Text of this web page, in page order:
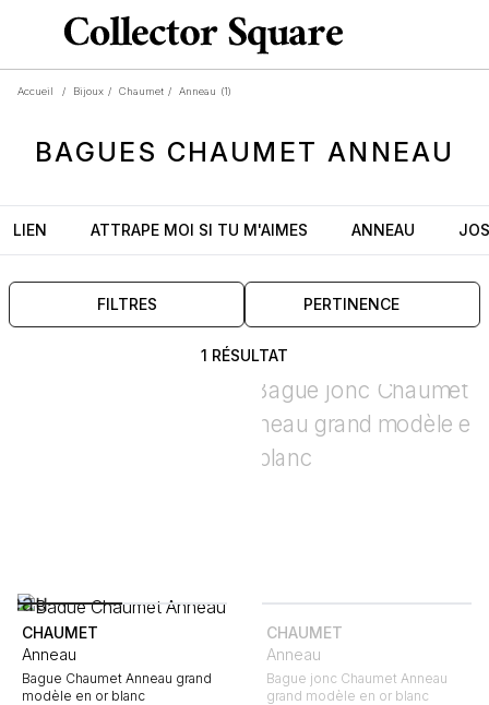
Accueil / Bijoux / Chaumet / Anneau (1)
BAGUES CHAUMET ANNEAU
LIEN ATTRAPE MOI SI TU M'AIMES ANNEAU
FILTRES PERTINENCE
1 RÉSULTAT
CHAUMET
Anneau
Bague Chaumet Anneau grand
modèle en or blanc
CHAUMET
Anneau
Bague jonc Chaumet Anneau
grand modèle en or blanc